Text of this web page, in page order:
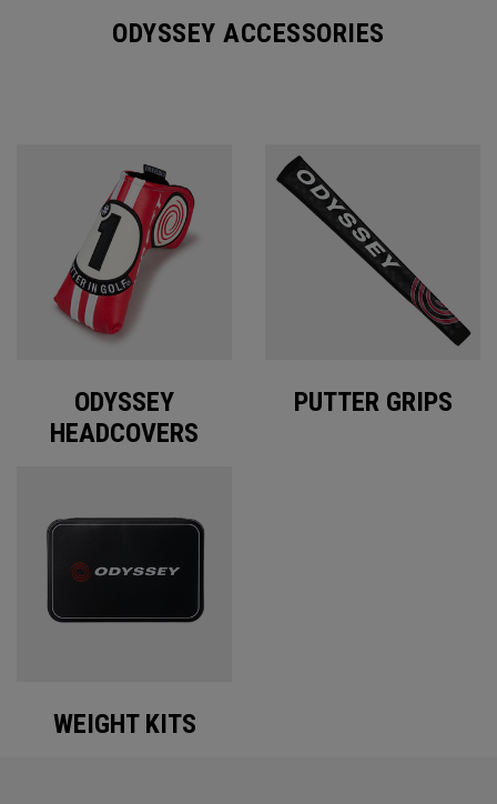
ODYSSEY ACCESSORIES
ODYSSEY
HEADCOVERS
PUTTER GRIPS
WEIGHT KITS